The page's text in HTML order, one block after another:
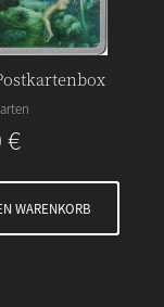
€
WARENKORB